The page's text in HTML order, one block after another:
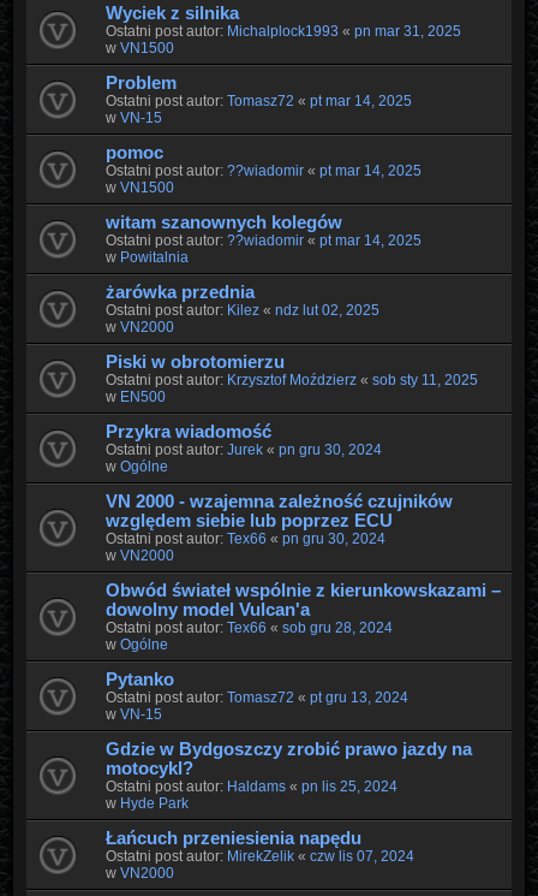
Wyciek z silnika
Ostatni post autor: Michalplock1993 « pn mar 31, 2025
w VN1500
Problem
Ostatni post autor: Tomasz72 « pt mar 14, 2025
w VN-15
pomoc
Ostatni post autor: ??wiadomir« pt mar 14, 2025
w VN1500
witam szanownych kolegów
Ostatni post autor: ??wiadomir« pt mar 14, 2025
w Powitalnia
żarówka przednia
Ostatni post autor: Kilez« ndz lut 02, 2025
w VN2000
Piski w obrotomierzu
Ostatni post autor: Krzysztof Moździerz« sob sty 11, 2025
w EN500
Przykra wiadomość
Ostatni post autor: Jurek« pn gru 30, 2024
w Ogólne
VN 2000 - wzajemna zależność czujników
względem siebie lub poprzez ECU
Ostatni post autor: Tex66 « pn gru 30, 2024
w VN2000
Obwód świateł wspólnie z kierunkowskazami –
dowolny model Vulcanʹa
Ostatni post autor: Tex66 « sob gru 28, 2024
w Ogólne
Pytanko
Ostatni post autor: Tomasz72 « pt gru 13, 2024
w VN-15
Gdzie w Bydgoszczy zrobić prawo jazdy na
motocykl?
Ostatni post autor: Haldams« pn lis 25, 2024
w Hyde Park
Łańcuch przeniesienia napędu
Ostatni post autor: MirekZelik« czw lis 07, 2024
w VN2000